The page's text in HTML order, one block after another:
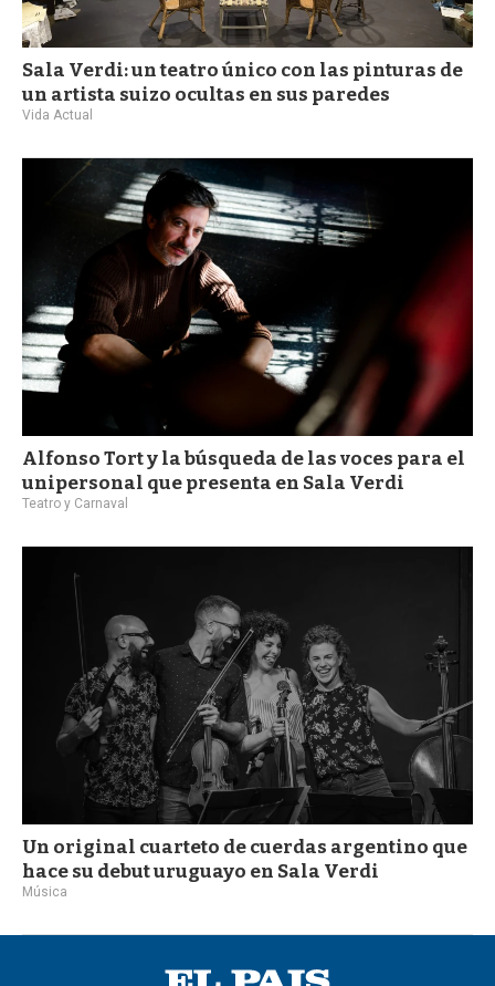
Sala Verdi: un teatro único con las pinturas de
un artista suizo ocultas en sus paredes
Vida Actual
Alfonso Tort y la búsqueda de las voces para el
unipersonal que presenta en Sala Verdi
Teatro y Carnaval
Un original cuarteto de cuerdas argentino que
hace su debut uruguayo en Sala Verdi
Música